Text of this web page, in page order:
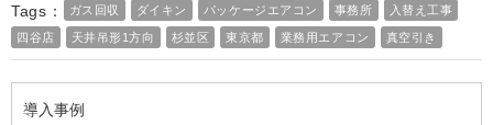
Tags： ガス回収 ダイキン パッケージエアコン 事務所 入替え工事
四谷店 天井吊形1方向 杉並区 東京都 業務用エアコン 真空引き
導入事例